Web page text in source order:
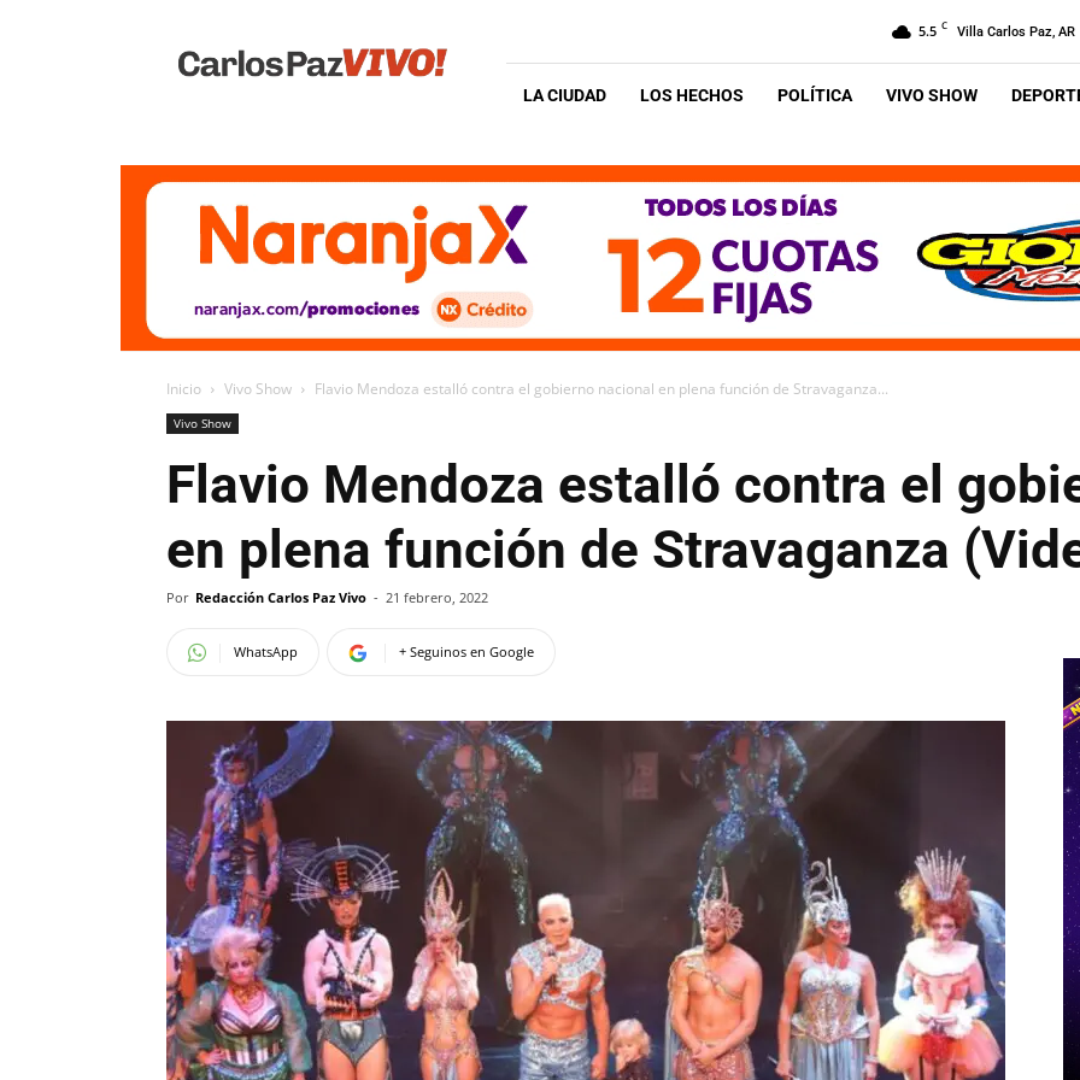
Vivo
5.5 C Villa Carlos Paz, AR
LA CIUDAD LOS HECHOS POLÍTICA VIVO SHOW
Inicio Vivo Show Flavio Mendoza estalló contra el gobierno nacional en plena función de Stravaganza...
Vivo Show
Flavio Mendoza estalló contra el
en plena función de Stravaganza
Por Redacción Carlos Paz Vivo - 21 febrero, 2022
WhatsApp + Seguinos en Google